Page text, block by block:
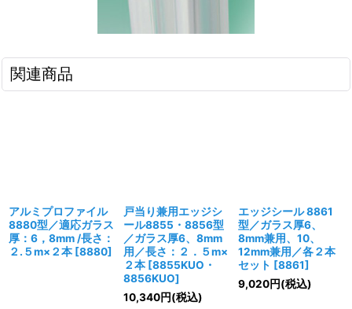
関連商品
アルミプロファイル
8880型／適応ガラス
厚：6，8mm /長さ：
２.５m×２本 [8880]
戸当り兼用エッジシ
ール8855・8856型
／ガラス厚6、8mm
用／長さ：２．５m×
２本 [8855KUO・
8856KUO]
10,340円(税込)
エッジシール 8861
型／ガラス厚6、
8mm兼用、10、
12mm兼用／各２本
セット [8861]
9,020円(税込)